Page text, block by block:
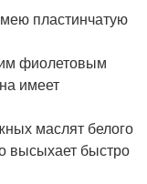
пластинчатую
фиолетовым
имеет
маслят белого
высыхает быстро